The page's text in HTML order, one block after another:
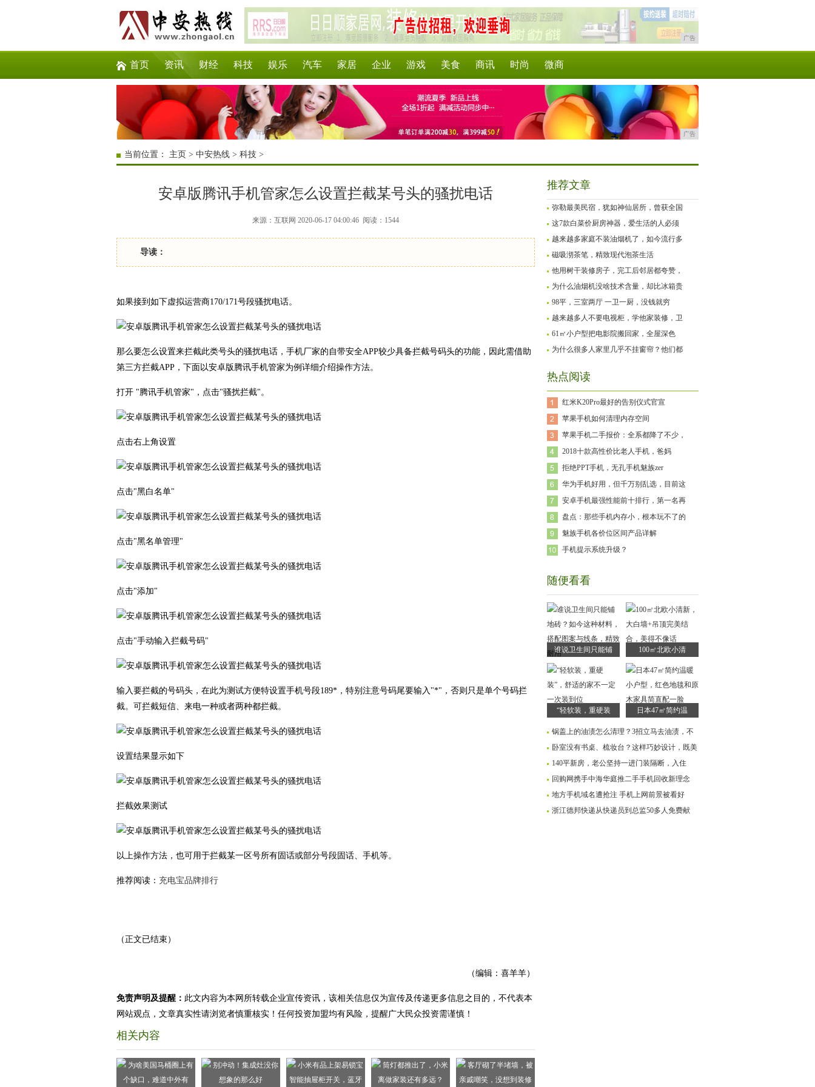
广告
首页 资讯 财经 科技 娱乐 汽车 家居 企业 游戏 美食 商讯 时尚 微商
广告
当前位置： 主页 > 中安热线 > 科技 >
安卓版腾讯手机管家怎么设置拦截某号头的骚扰电话
来源：互联网 2020-06-17 04:00:46 阅读：1544
导读：
如果接到如下虚拟运营商170/171号段骚扰电话。
那么要怎么设置来拦截此类号头的骚扰电话，手机厂家的自带安全APP较少具备拦截号码头的功能，因此需借助
第三方拦截APP，下面以安卓版腾讯手机管家为例详细介绍操作方法。
打开 "腾讯手机管家"，点击"骚扰拦截"。
点击右上角设置
点击"黑白名单"
点击"黑名单管理"
点击"添加"
点击"手动输入拦截号码"
输入要拦截的号码头，在此为测试方便特设置手机号段189*，特别注意号码尾要输入"*"，否则只是单个号码拦
截。可拦截短信、来电一种或者两种都拦截。
设置结果显示如下
拦截效果测试
以上操作方法，也可用于拦截某一区号所有固话或部分号段固话、手机等。
推荐阅读： 充电宝品牌排行
（正文已结束）
（编辑：喜羊羊）
免责声明及提醒： 此文内容为本网所转载企业宣传资讯，该相关信息仅为宣传及传递更多信息之目的，不代表本
网站观点，文章真实性请浏览者慎重核实！任何投资加盟均有风险，提醒广大民众投资需谨慎！
相关内容
推荐文章
弥勒最美民宿，犹如神仙居所，曾获全国
这7款白菜价厨房神器，爱生活的人必须
越来越多家庭不装油烟机了，如今流行多
磁吸沏茶笔，精致现代泡茶生活
他用树干装修房子，完工后邻居都夸赞，
为什么油烟机没啥技术含量，却比冰箱贵
98平，三室两厅 一卫一厨，没钱就穷
越来越多人不要电视柜，学他家装修，卫
61㎡小户型把电影院搬回家，全屋深色
为什么很多人家里几乎不挂窗帘？他们都
热点阅读
红米K20Pro最好的告别仪式官宣
苹果手机如何清理内存空间
苹果手机二手报价：全系都降了不少，
2018十款高性价比老人手机，爸妈
拒绝PPT手机，无孔手机魅族zer
华为手机好用，但千万别乱选，目前这
安卓手机最强性能前十排行，第一名再
盘点：那些手机内存小，根本玩不了的
魅族手机各价位区间产品详解
手机提示系统升级？
随便看看
谁说卫生间只能铺 100㎡北欧小清
“轻软装，重硬装 日本47㎡简约温
锅盖上的油渍怎么清理？3招立马去油渍，不
卧室没有书桌、梳妆台？这样巧妙设计，既美
140平新房，老公坚持一进门装隔断，入住
回购网携手中海华庭推二手手机回收新理念
地方手机域名遭抢注 手机上网前景被看好
浙江德邦快递从快递员到总监50多人免费献